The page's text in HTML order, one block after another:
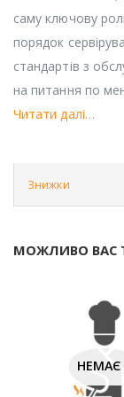
саму ключову
порядок
стандартів з
на питання по
Читати далі…
Знижки
МОЖЛИВО ВАС
НЕМАЄ